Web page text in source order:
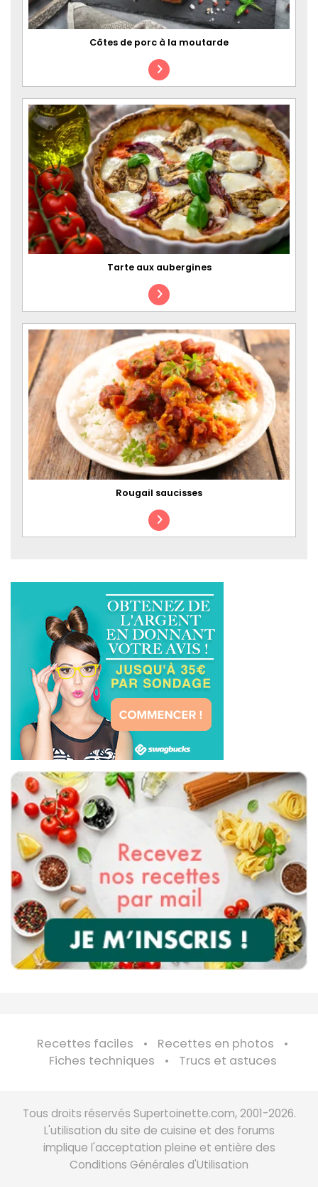
Côtes de porc à la moutarde
Tarte aux aubergines
Rougail saucisses
Recettes faciles
Recettes en photos
Fiches techniques
Trucs et astuces
Tous droits réservés Supertoinette.com, 2001-2026.
L'utilisation du site de cuisine et des forums
implique l'acceptation pleine et entière des
Conditions Générales d'Utilisation